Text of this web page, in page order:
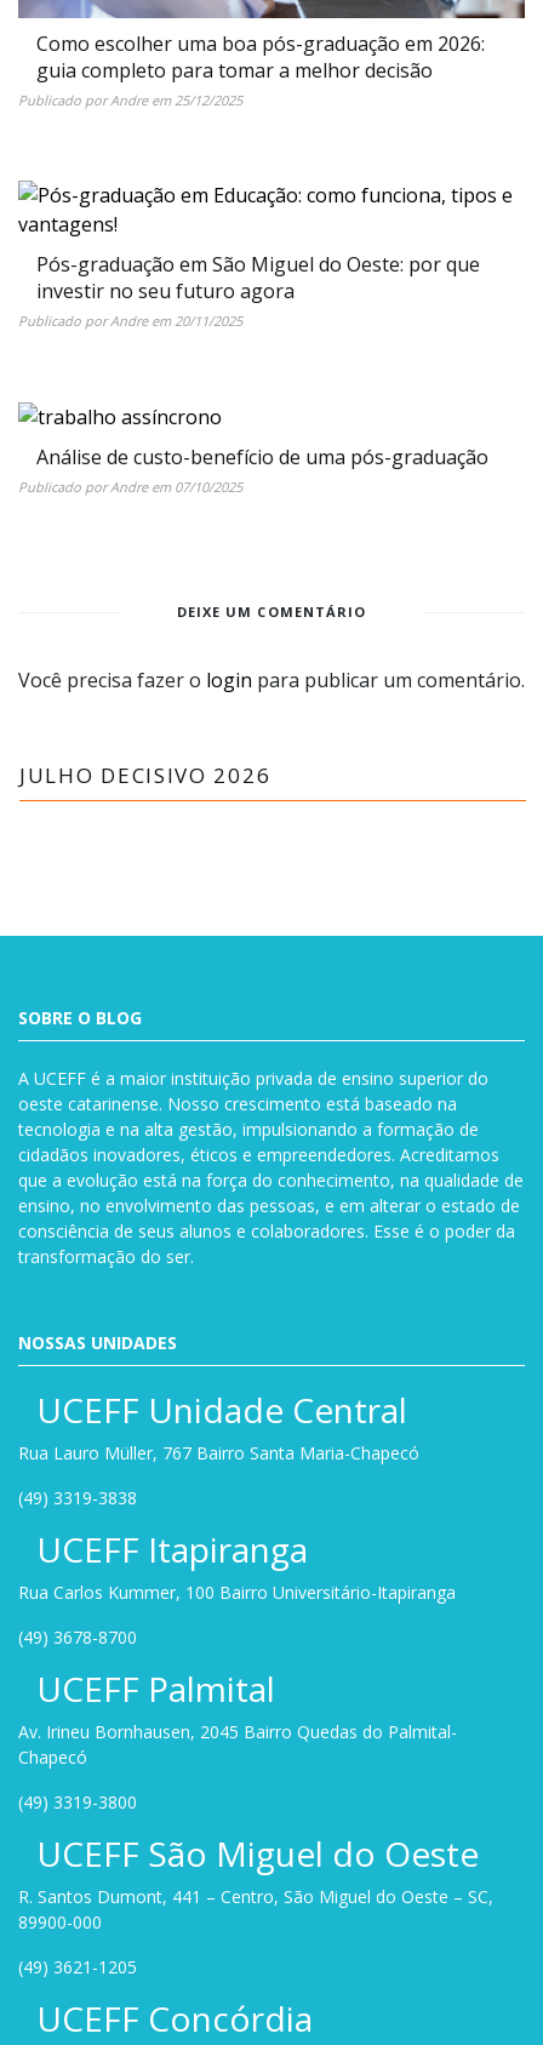
Como escolher uma boa pós-graduação em 2026:
guia completo para tomar a melhor decisão
Publicado porAndreem 25/12/2025
Pós-graduação em São Miguel do Oeste: por que
investir no seu futuro agora
Publicado porAndreem 20/11/2025
Análise de custo-benefício de uma pós-graduação
Publicado porAndreem 07/10/2025
DEIXE UM COMENTÁRIO
Você precisa fazer o login para publicar um comentário.
JULHO DECISIVO 2026
SOBRE O BLOG
A UCEFF é a maior instituição privada de ensino superior do
oeste catarinense. Nosso crescimento está baseado na
tecnologia e na alta gestão, impulsionando a formação de
cidadãos inovadores, éticos e empreendedores. Acreditamos
que a evolução está na força do conhecimento, na qualidade de
ensino, no envolvimento das pessoas, e em alterar o estado de
consciência de seus alunos e colaboradores. Esse é o poder da
transformação do ser.
NOSSAS UNIDADES
UCEFF Unidade Central
Rua Lauro Müller, 767 Bairro Santa Maria-Chapecó
(49) 3319-3838
UCEFF Itapiranga
Rua Carlos Kummer, 100 Bairro Universitário-Itapiranga
(49) 3678-8700
UCEFF Palmital
Av. Irineu Bornhausen, 2045 Bairro Quedas do Palmital-
Chapecó
(49) 3319-3800
UCEFF São Miguel do Oeste
R. Santos Dumont, 441 – Centro, São Miguel do Oeste – SC,
89900-000
(49) 3621-1205
UCEFF Concórdia